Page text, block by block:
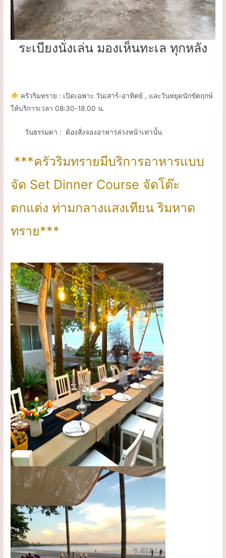
ระเบียงนั่งเล่น มองเห็นทะเล ทุกหลัง
ครัวริมทราย : เปิดเฉพาะ วันเสาร์-อาทิตย์ , และวันหยุดนักขัตฤกษ์
ให้บริการเวลา 08:30-18.00 น.
วันธรรมดา : ต้องสั่งจองอาหารล่วงหน้าเท่านั้น
***ครัวริมทรายมีบริการอาหารแบบ
จัด Set Dinner Course จัดโต๊ะ
ตกแต่ง ท่ามกลางแสงเทียน ริมหาด
ทราย***